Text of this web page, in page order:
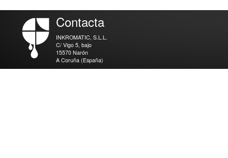
Contacta
INKROMATIC, S.L.L.
C/ Vigo 5, bajo
15570 Narón
A Coruña (España)